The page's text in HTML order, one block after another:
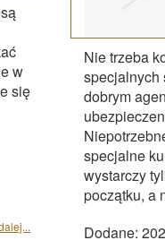
w
się
Nie trzeba
specjalnych
dobrym
specjalne
wystarczy
początku, a
Dodane: